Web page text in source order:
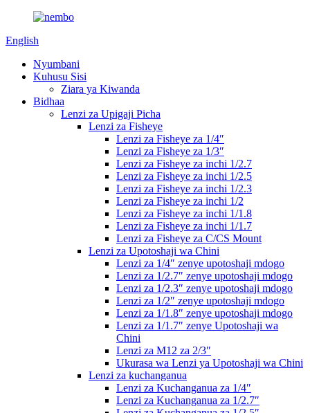
English
Nyumbani
Kuhusu Sisi
Ziara ya Kiwanda
Bidhaa
Lenzi za Upigaji Picha
Lenzi za Fisheye
Lenzi za Fisheye za 1/4″
Lenzi za Fisheye za 1/3″
Lenzi za Fisheye za inchi 1/2.7
Lenzi za Fisheye za inchi 1/2.5
Lenzi za Fisheye za inchi 1/2.3
Lenzi za Fisheye za inchi 1/2
Lenzi za Fisheye za inchi 1/1.8
Lenzi za Fisheye za inchi 1/1.7
Lenzi za Fisheye za C/CS Mount
Lenzi za Upotoshaji wa Chini
Lenzi za 1/4″ zenye upotoshaji mdogo
Lenzi za 1/2.7″ zenye upotoshaji mdogo
Lenzi za 1/2.3″ zenye upotoshaji mdogo
Lenzi za 1/2″ zenye upotoshaji mdogo
Lenzi za 1/1.8″ zenye upotoshaji mdogo
Lenzi za 1/1.7″ zenye Upotoshaji wa
Chini
Lenzi za M12 za 2/3″
Ukurasa wa Lenzi ya Upotoshaji wa Chini
Lenzi za kuchanganua
Lenzi za Kuchanganua za 1/4″
Lenzi za Kuchanganua za 1/2.7″